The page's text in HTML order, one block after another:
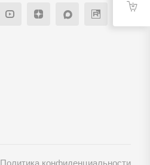
Политика конфиденциальности